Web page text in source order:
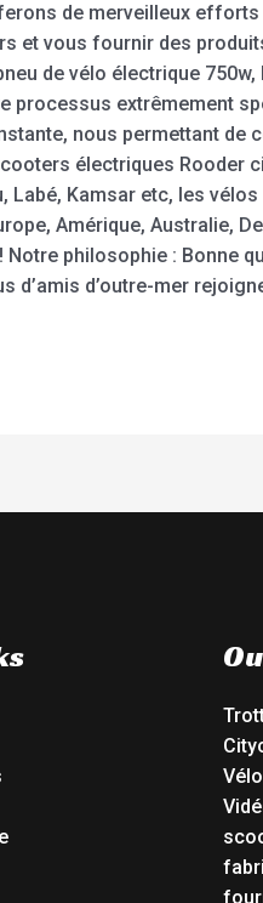
de merveilleux
et vous fournir des
de vélo électrique
processus extrêmement
nous permettant
électriques Rooder
Labé, Kamsar etc, les
Amérique, Australie,
philosophie : Bonne
d’amis d’outre-mer